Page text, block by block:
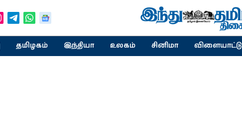
தமிழகம் இந்தியா உலகம் சினிமா விளையாட்டு